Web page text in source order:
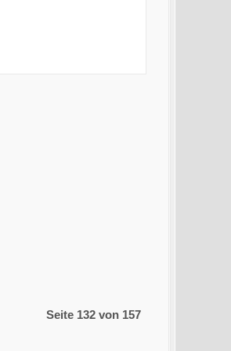
Seite 132 von 157